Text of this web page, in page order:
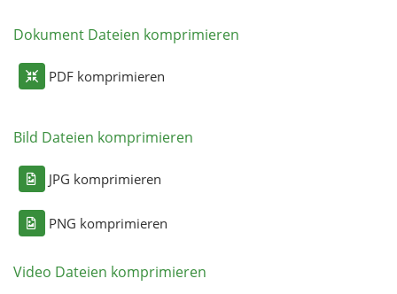
Dokument Dateien komprimieren
PDF komprimieren
Bild Dateien komprimieren
JPG komprimieren
PNG komprimieren
Video Dateien komprimieren